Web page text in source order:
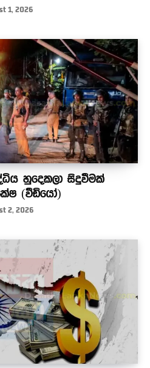
1, 2026
හුදෙකලා සිදුවීමක්
(වීඩියෝ)
2, 2026